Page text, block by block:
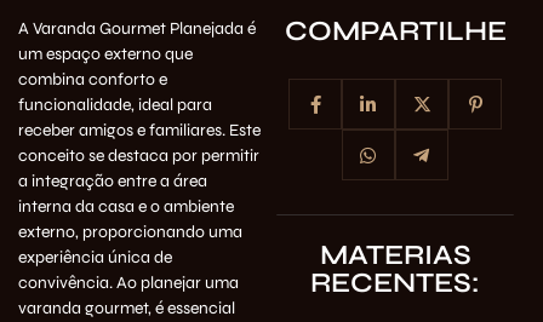
A Varanda Gourmet Planejada é
um espaço externo que
combina conforto e
funcionalidade, ideal para
receber amigos e familiares. Este
conceito se destaca por permitir
a integração entre a área
interna da casa e o ambiente
externo, proporcionando uma
experiência única de
convivência. Ao planejar uma
varanda gourmet, é essencial
COMPARTILHE
MATERIAS
RECENTES: